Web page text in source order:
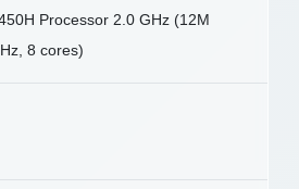
Processor 2.0 GHz (12M
8 cores)